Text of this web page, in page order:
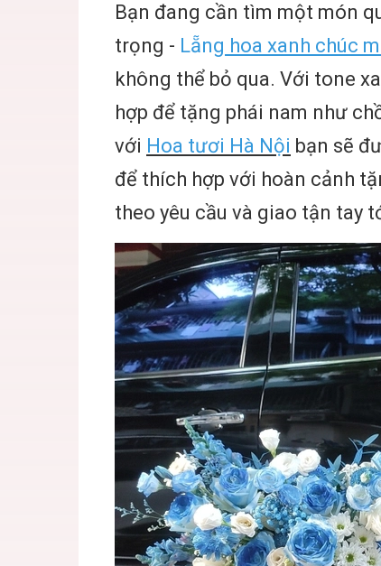
Bạn đang cần tìm một món
trọng - Lẵng hoa xanh chúc
không thể bỏ qua. Với tone
hợp để tặng phái nam như
với Hoa tươi Hà Nội bạn sẽ
để thích hợp với hoàn cảnh
theo yêu cầu và giao tận tay